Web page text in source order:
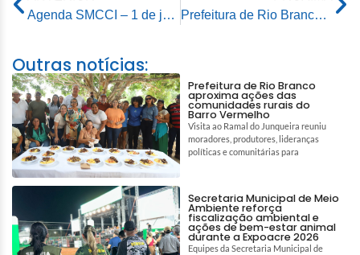
Agenda SMCCI – 1 de junho de 2026
Prefeitura de Rio Branco lança Semana do Meio Ambiente com plano integrado de prevenção às queimadas
Outras notícias:
Prefeitura de Rio Branco
aproxima ações das
comunidades rurais do
Barro Vermelho
Visita ao Ramal do Junqueira reuniu
moradores, produtores, lideranças
políticas e comunitárias para
Secretaria Municipal de Meio
Ambiente reforça
fiscalização ambiental e
ações de bem-estar animal
durante a Expoacre 2026
Equipes da Secretaria Municipal de